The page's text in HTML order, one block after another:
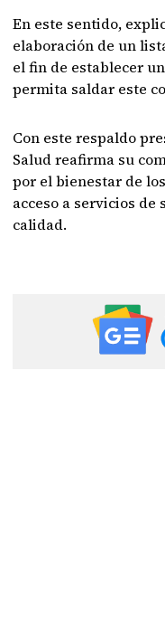
En este sentido,
elaboración de un
el fin de establecer
permita saldar este
Con este respaldo
Salud reafirma su
por el bienestar de
acceso a servicios
calidad.